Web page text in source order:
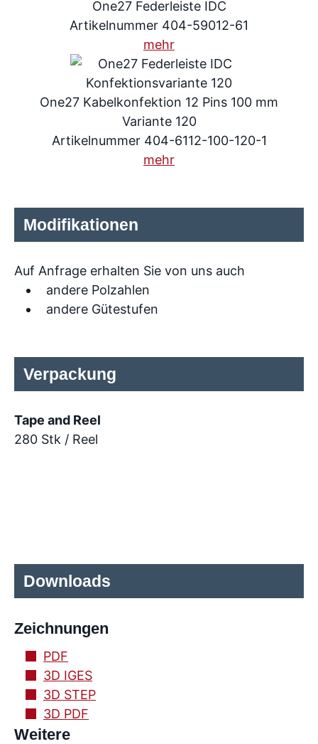
One27 Federleiste IDC
Artikelnummer 404-59012-61
mehr
One27 Kabelkonfektion 12 Pins 100 mm
Variante 120
Artikelnummer 404-6112-100-120-1
mehr
Modifikationen
Auf Anfrage erhalten Sie von uns auch
andere Polzahlen
andere Gütestufen
Verpackung
Tape and Reel
280 Stk / Reel
Downloads
Zeichnungen
PDF
3D IGES
3D STEP
3D PDF
Weitere